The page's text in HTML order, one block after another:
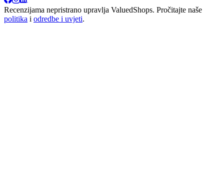
Recenzijama nepristrano upravlja ValuedShops. Pročitajte naše
politika i odredbe i uvjeti.